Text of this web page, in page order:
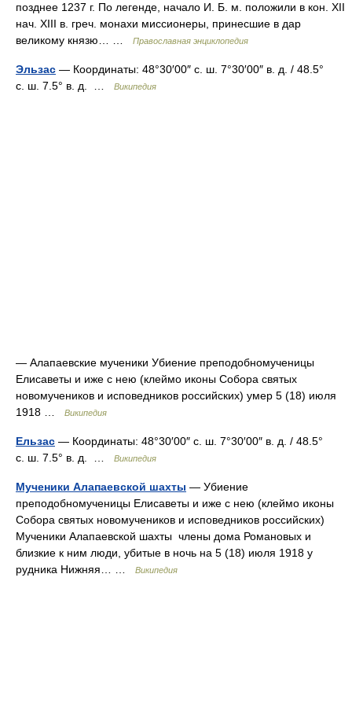
позднее 1237 г. По легенде, начало И. Б. м. положили в кон. XII
нач. XIII в. греч. монахи миссионеры, принесшие в дар
великому князю… …
Православная энциклопедия
Эльзас — Координаты: 48°30′00″ с. ш. 7°30′00″ в. д. / 48.5°
с. ш. 7.5° в. д. …
Википедия
— Алапаевские мученики Убиение преподобномученицы
Елисаветы и иже с нею (клеймо иконы Собора святых
новомучеников и исповедников российских) умер 5 (18) июля
1918 …
Википедия
Ельзас — Координаты: 48°30′00″ с. ш. 7°30′00″ в. д. / 48.5°
с. ш. 7.5° в. д. …
Википедия
Мученики Алапаевской шахты — Убиение
преподобномученицы Елисаветы и иже с нею (клеймо иконы
Собора святых новомучеников и исповедников российских)
Мученики Алапаевской шахты члены дома Романовых и
близкие к ним люди, убитые в ночь на 5 (18) июля 1918 у
рудника Нижняя… …
Википедия